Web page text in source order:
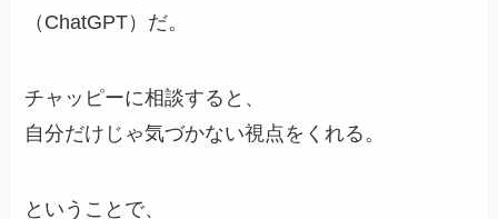
（ChatGPT）だ。
チャッピーに相談すると、
自分だけじゃ気づかない視点をくれる。
ということで、